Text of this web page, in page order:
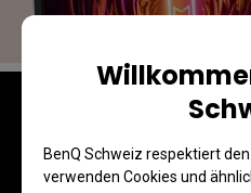
BenQ Schweiz respektiert
verwenden Cookies und
Für